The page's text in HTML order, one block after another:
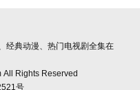
经典动漫、热门电视剧全集在
Rights Reserved
号